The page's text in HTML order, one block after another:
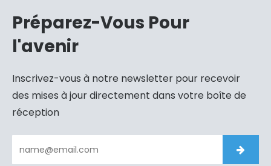
Préparez-Vous Pour
l'avenir
Inscrivez-vous à notre newsletter pour recevoir
des mises à jour directement dans votre boîte de
réception